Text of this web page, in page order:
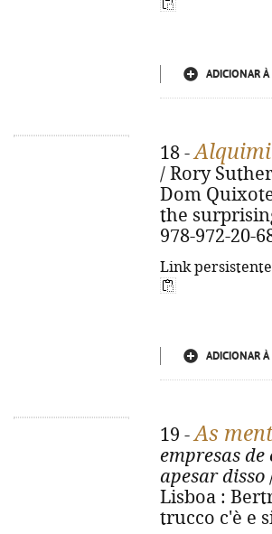
ADICIONAR À
18 -
/ Rory
Dom
the
978-972-20-
Link
ADICIONAR À
19 -As
empresas de
apesar disso
Lisboa :
trucco c'è e